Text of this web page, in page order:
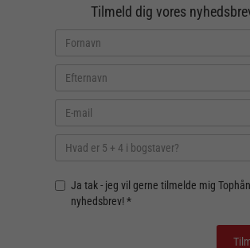
Tilmeld dig vores
Ja tak - jeg vil gerne tilmelde mig
nyhedsbrev! *